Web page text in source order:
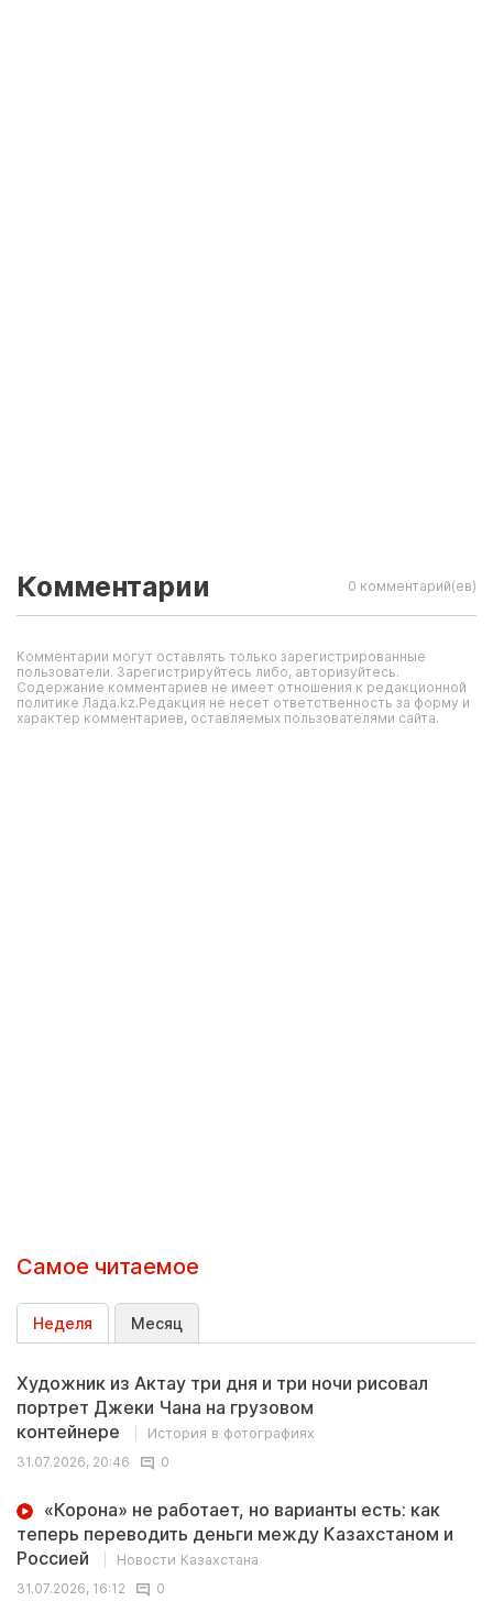
Комментарии 0 комментарий(ев)
Комментарии могут оставлять только зарегистрированные
пользователи. Зарегистрируйтесь либо, авторизуйтесь.
Содержание комментариев не имеет отношения к редакционной
политике Лада.kz.Редакция не несет ответственность за форму и
характер комментариев, оставляемых пользователями сайта.
Самое читаемое
Неделя Месяц
Художник из Актау три дня и три ночи рисовал
портрет Джеки Чана на грузовом
контейнере
История в фотографиях
31.07.2026, 20:46
0
«Корона» не работает, но варианты есть: как
теперь переводить деньги между Казахстаном и
Россией
Новости Казахстана
31.07.2026, 16:12
0